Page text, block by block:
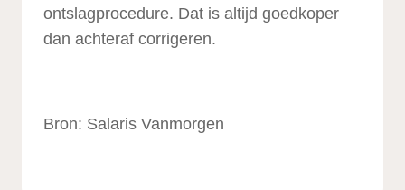
ontslagprocedure. Dat is altijd goedkoper
dan achteraf corrigeren.
Bron: Salaris Vanmorgen